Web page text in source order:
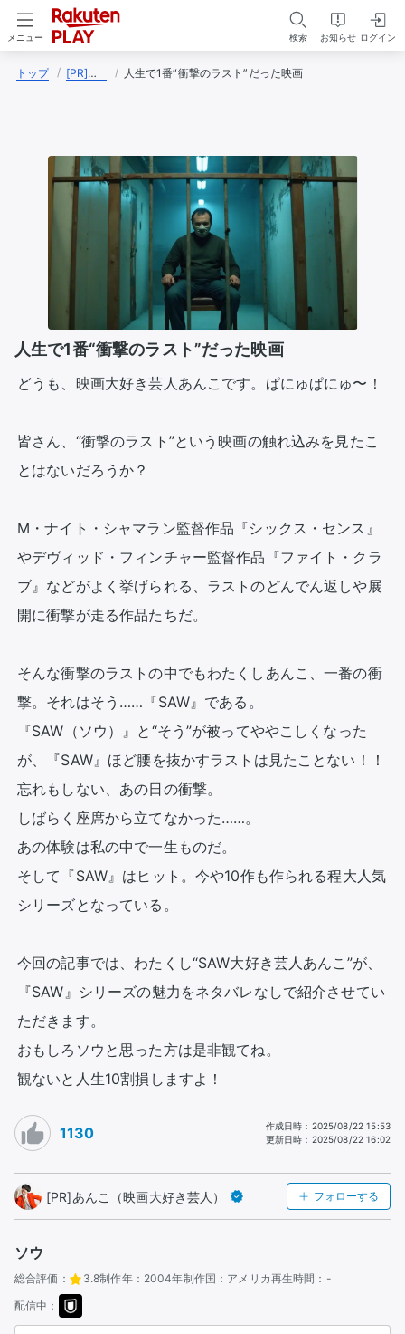
メニュー 検索 お知らせ ログイン
トップ [PR]あんこ（映画大好き芸人） 人生で1番“衝撃のラスト”だった映画
人生で1番“衝撃のラスト”だった映画
どうも、映画大好き芸人あんこです。ぱにゅぱにゅ〜！
皆さん、“衝撃のラスト”という映画の触れ込みを見たこ
とはないだろうか？
M・ナイト・シャマラン監督作品『シックス・センス』
やデヴィッド・フィンチャー監督作品『ファイト・クラ
ブ』などがよく挙げられる、ラストのどんでん返しや展
開に衝撃が走る作品たちだ。
そんな衝撃のラストの中でもわたくしあんこ、一番の衝
撃。それはそう……『SAW』である。
『SAW（ソウ）』と“そう”が被ってややこしくなった
が、『SAW』ほど腰を抜かすラストは見たことない！！
忘れもしない、あの日の衝撃。
しばらく座席から立てなかった……。
あの体験は私の中で一生ものだ。
そして『SAW』はヒット。今や10作も作られる程大人気
シリーズとなっている。
今回の記事では、わたくし“SAW大好き芸人あんこ”が、
『SAW』シリーズの魅力をネタバレなしで紹介させてい
ただきます。
おもしろソウと思った方は是非観てね。
観ないと人生10割損しますよ！
1130 作成日時 ： 2025/08/22 15:53
更新日時 ： 2025/08/22 16:02
[PR]あんこ（映画大好き芸人） フォローする
ソウ
総合評価： 3.8制作年： 2004年制作国： アメリカ再生時間： -
配信中：